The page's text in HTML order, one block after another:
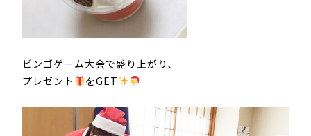
ビンゴゲーム大会で盛り上がり、
プレゼント
をGET